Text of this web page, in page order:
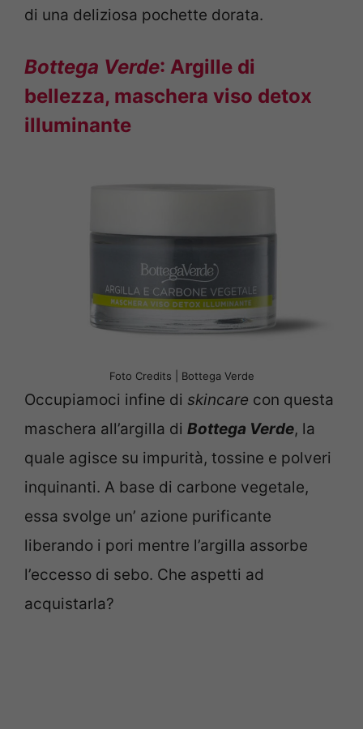
di una deliziosa pochette dorata.
Bottega Verde: Argille di
bellezza, maschera viso detox
illuminante
Foto Credits | Bottega Verde
Occupiamoci infine di skincare con questa
maschera all’argilla di Bottega Verde, la
quale agisce su impurità, tossine e polveri
inquinanti. A base di carbone vegetale,
essa svolge un’ azione purificante
liberando i pori mentre l’argilla assorbe
l’eccesso di sebo. Che aspetti ad
acquistarla?